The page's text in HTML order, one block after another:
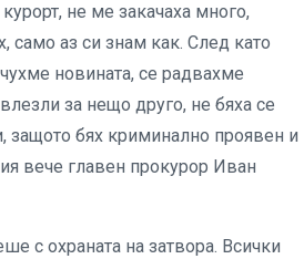
не ме закачаха много,
само аз си знам как. След като
новината, се радвахме
за нещо друго, не бяха се
защото бях криминално проявен и
вече главен прокурор Иван
с охраната на затвора. Всички